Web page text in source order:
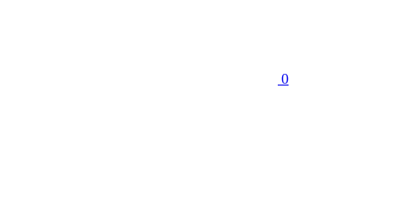
0